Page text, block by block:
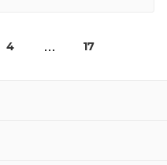
4 17